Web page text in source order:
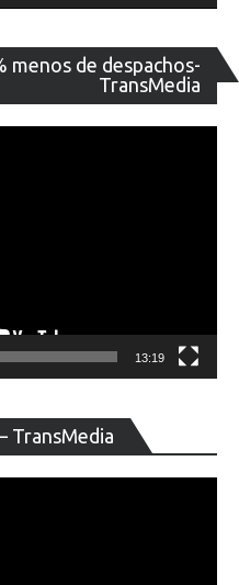
menos de despachos-
TransMedia
de
13:19
TransMedia
de